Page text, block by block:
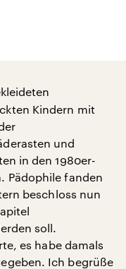
Kindern mit
und
in den 1980er-
Pädophile fanden
beschloss nun
soll.
es habe damals
Ich begrüße